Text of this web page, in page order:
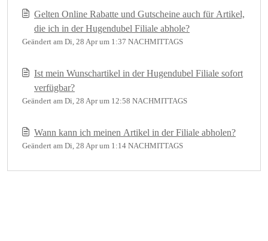
Gelten Online Rabatte und Gutscheine auch für Artikel,
die ich in der Hugendubel Filiale abhole?
Geändert am Di, 28 Apr um 1:37 NACHMITTAGS
Ist mein Wunschartikel in der Hugendubel Filiale sofort
verfügbar?
Geändert am Di, 28 Apr um 12:58 NACHMITTAGS
Wann kann ich meinen Artikel in der Filiale abholen?
Geändert am Di, 28 Apr um 1:14 NACHMITTAGS